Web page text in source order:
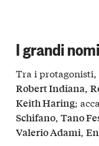
I grandi nomi
Tra i protagonisti,
Robert Indiana,
Keith Haring;
Schifano, Tano
Valerio Adami,